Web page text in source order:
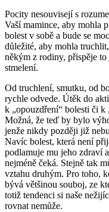
Pocity nesouvisejí s
Vaší mamince, aby mohla
bolest v sobě a bude se
důležité, aby mohla
někým z rodiny, přispěje
stmelení.
Od truchlení, smutku, od
rychle odvede. Útěk do
k „opouzdření“ bolesti či
Možná, že teď by bylo
jenže nikdy později již
Navíc bolest, která není
podlamuje mu jeho zdraví
nejméně čeká. Stejně tak
vztahu druhým. Pro toho,
bývá většinou souboj, ze
totiž tendenci si naše
rovnat nemůže.